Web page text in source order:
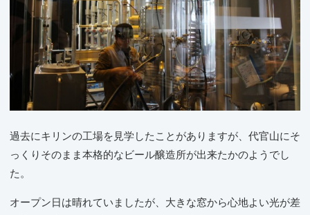
過去にキリンの工場を見学したことがありますが、代官山にそ
っくりそのまま本格的なビール醸造所が出来たかのようでし
た。
オープン日は晴れていましたが、大きな窓から心地よい光が差